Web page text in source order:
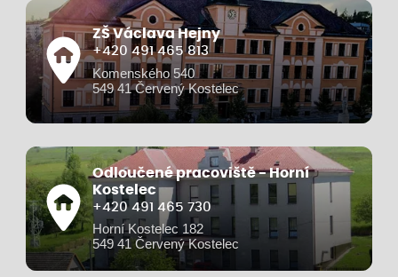
ZŠ Václava Hejny
+420 491 465 813
Komenského 540
549 41 Červený Kostelec
Odloučené pracoviště - Horní
Kostelec
+420 491 465 730
Horní Kostelec 182
549 41 Červený Kostelec